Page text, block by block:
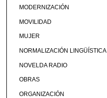
MODERNIZACIÓN
MOVILIDAD
MUJER
NORMALIZACIÓN LINGÜÍSTICA
NOVELDA RADIO
OBRAS
ORGANIZACIÓN